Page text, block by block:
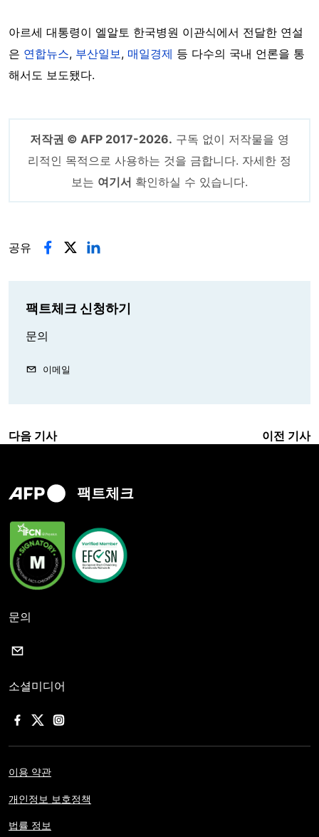
아르세 대통령이 엘알토 한국병원 이관식에서 전달한 연설
은 연합뉴스, 부산일보 , 매일경제 등 다수의 국내 언론을 통
해서도 보도됐다.
저작권 © AFP 2017-2026. 구독 없이 저작물을 영
리적인 목적으로 사용하는 것을 금합니다. 자세한 정
보는 여기서 확인하실 수 있습니다.
공유
팩트체크 신청하기
문의
이메일
다음 기사 이전 기사
팩트체크
문의
소셜미디어
이용 약관
개인정보 보호정책
법률 정보